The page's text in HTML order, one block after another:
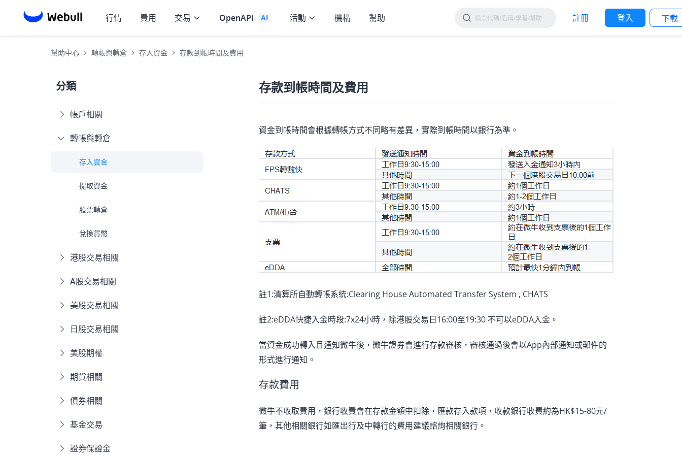
行情 費用 交易 OpenAPI AI 活動 機構 幫助 註冊 登入 下載
幫助中心 轉帳與轉倉 存入資金 存款到帳時間及費用
分類
帳戶相關
轉帳與轉倉
存入資金
提取資金
股票轉倉
兌換貨幣
港股交易相關
A股交易相關
美股交易相關
日股交易相關
美股期權
期貨相關
債券相關
基金交易
證券保證金
存款到帳時間及費用
資金到帳時間會根據轉帳方式不同略有差異，實際到帳時間以銀行為準。
註1:清算所自動轉帳系統:Clearing House Automated Transfer System , CHATS
註2:eDDA快捷入金時段:7x24小時，除港股交易日16:00至19:30 不可以eDDA入金。
當資金成功轉入且通知微牛後，微牛證券會進行存款審核，審核通過後會以App內部通知或郵件的
形式進行通知。
存款費用
微牛不收取費用，銀行收費會在存款金額中扣除，匯款存入款項，收款銀行收費約為HK$15-80元/
筆，其他相關銀行如匯出行及中轉行的費用建議諮詢相關銀行。